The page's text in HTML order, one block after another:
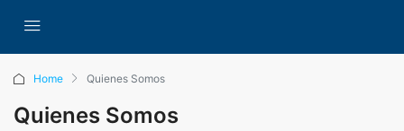
Home Quienes Somos
Quienes Somos